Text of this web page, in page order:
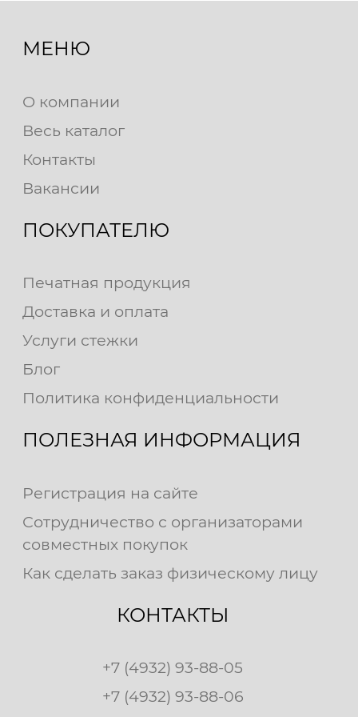
МЕНЮ
О компании
Весь каталог
Контакты
Вакансии
ПОКУПАТЕЛЮ
Печатная продукция
Доставка и оплата
Услуги стежки
Блог
Политика конфиденциальности
ПОЛЕЗНАЯ ИНФОРМАЦИЯ
Регистрация на сайте
Сотрудничество с организаторами
совместных покупок
Как сделать заказ физическому лицу
КОНТАКТЫ
+7 (4932) 93-88-05
+7 (4932) 93-88-06